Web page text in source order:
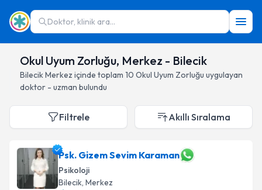
Doktor, klinik ara...
Okul Uyum Zorluğu, Merkez - Bilecik
BilecikMerkez içinde toplam 10 Okul Uyum Zorluğu uygulayan
doktor - uzman bulundu
Filtrele Akıllı Sıralama
Psk. Gizem Sevim Karaman
Psikoloji
Bilecik, Merkez